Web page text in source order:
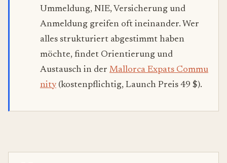
Ummeldung, NIE, Versicherung und
Anmeldung greifen oft ineinander. Wer
alles strukturiert abgestimmt haben
möchte, findet Orientierung und
Austausch in der Mallorca Expats Commu
nity (kostenpflichtig, Launch Preis 49 $).